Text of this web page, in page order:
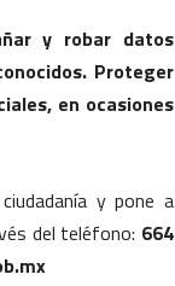
y robar datos
Proteger
en ocasiones
y pone a
del teléfono: 664